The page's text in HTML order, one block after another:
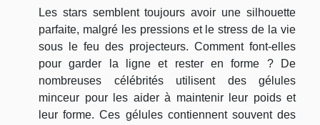
Les stars semblent toujours avoir une silhouette
parfaite, malgré les pressions et le stress de la vie
sous le feu des projecteurs. Comment font-elles
pour garder la ligne et rester en forme ? De
nombreuses célébrités utilisent des gélules
minceur pour les aider à maintenir leur poids et
leur forme. Ces gélules contiennent souvent des